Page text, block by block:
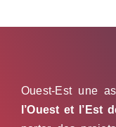
Ouest-Est une
l’Ouest et l’Est